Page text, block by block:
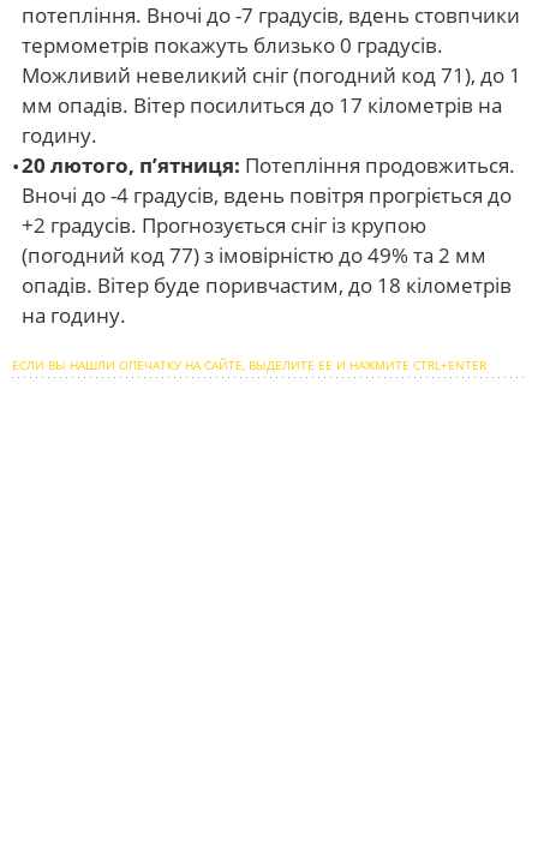
потепління. Вночі до -7 градусів, вдень стовпчики
термометрів покажуть близько 0 градусів.
Можливий невеликий сніг (погодний код 71), до 1
мм опадів. Вітер посилиться до 17 кілометрів на
годину.
20 лютого, п’ятниця: Потепління продовжиться.
Вночі до -4 градусів, вдень повітря прогріється до
+2 градусів. Прогнозується сніг із крупою
(погодний код 77) з імовірністю до 49% та 2 мм
опадів. Вітер буде поривчастим, до 18 кілометрів
на годину.
ЕСЛИ ВЫ НАШЛИ ОПЕЧАТКУ НА САЙТЕ, ВЫДЕЛИТЕ ЕЕ И НАЖМИТЕ CTRL+ENTER